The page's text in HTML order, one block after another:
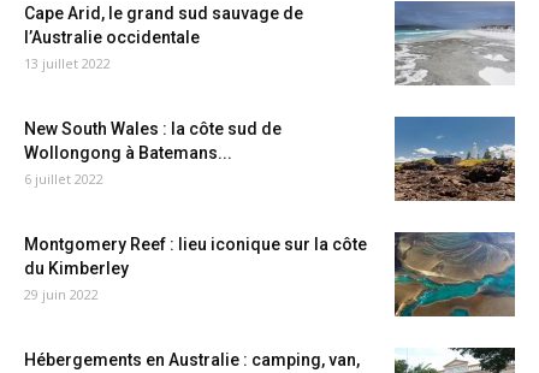
Cape Arid, le grand sud sauvage de
l’Australie occidentale
13 juillet 2022
New South Wales : la côte sud de
Wollongong à Batemans...
6 juillet 2022
Montgomery Reef : lieu iconique sur la côte
du Kimberley
29 juin 2022
Hébergements en Australie : camping, van,